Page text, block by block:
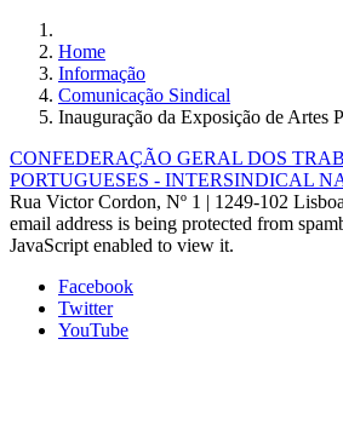
Home
Informação
Comunicação Sindical
Inauguração da Exposição de Artes
CONFEDERAÇÃO GERAL DOS
PORTUGUESES - INTERSINDICAL
Rua Victor Cordon, Nº 1 | 1249-102
email address is being protected from
JavaScript enabled to view it.
Facebook
Twitter
YouTube